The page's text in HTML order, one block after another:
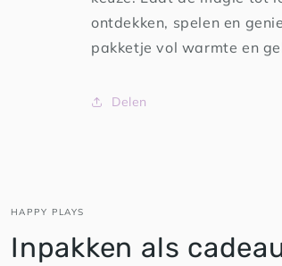
ontdekken, spelen en
pakketje vol warmte en
Delen
HAPPY PLAYS
Inpakken als